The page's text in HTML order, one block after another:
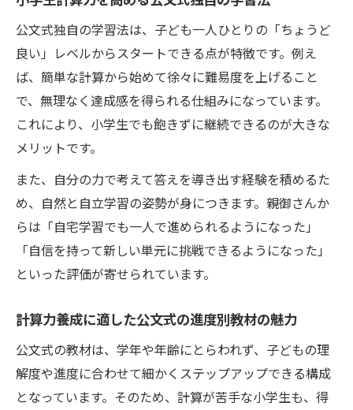
公文式独自の学習法は、子ども一人ひとりの「ちょうど
良い」レベルからスタートできる点が特徴です。例え
ば、簡単な計算から始めて徐々に難易度を上げること
で、無理なく達成感を得られる仕組みになっています。
これにより、小学生でも飽きずに継続できるのが大きな
メリットです。
また、自分の力で考えて答えを導き出す経験を積めるた
め、自然と自立学習の姿勢が身につきます。親御さんか
らは「自宅学習でも一人で進められるようになった」
「自信を持って新しい単元に挑戦できるようになった」
といった評価が寄せられています。
計算力養成に適した公文式の進度別教材の魅力
公文式の教材は、学年や年齢にとらわれず、子どもの理
解度や進度に合わせて細かくステップアップできる構成
となっています。そのため、計算が苦手な小学生も、得